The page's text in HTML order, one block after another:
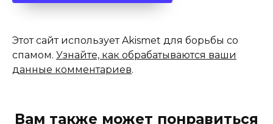
Этот сайт использует Akismet для борьбы со
спамом. Узнайте, как обрабатываются ваши
данные комментариев.
Вам также может понравиться